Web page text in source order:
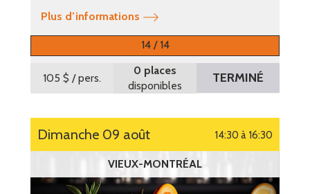
Plus d’informations
14 / 14
105 $ / pers.
0 places
disponibles
TERMINÉ
dimanche 09 août 14:30 à 16:30
VIEUX-MONTRÉAL